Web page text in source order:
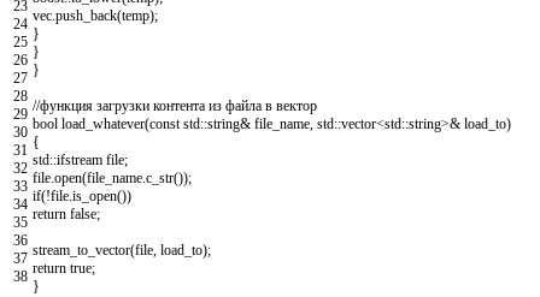
23
24
25
26
27
28
29
30
31
32
33
34
35
36
37
38
vec.push_back(temp);
}
}
}
//функция загрузки контента из файла в вектор
bool load_whatever(const std::string& file_name, std::vector<std::string>& load_to)
{
std::ifstream file;
file.open(file_name.c_str());
if(!file.is_open())
return false;
stream_to_vector(file, load_to);
return true;
}